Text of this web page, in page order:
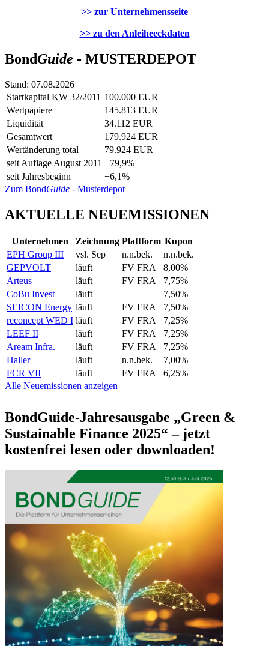
>> zur Unternehmensseite
>> zu den Anleiheeckdaten
BondGuide - MUSTERDEPOT
Stand: 07.08.2026
Startkapital KW 32/2011 100.000 EUR
Wertpapiere
145.813 EUR
Liquidität
34.112 EUR
Gesamtwert
179.924 EUR
Wertänderung total
79.924 EUR
seit Auflage August 2011 +79,9%
seit Jahresbeginn
+6,1%
Zum BondGuide - Musterdepot
AKTUELLE NEUEMISSIONEN
Unternehmen Zeichnung Plattform Kupon
EPH Group III
vsl. Sep n.n.bek.
n.n.bek.
GEPVOLT
läuft FV FRA
8,00%
Arteus
läuft FV FRA
7,75%
CoBu Invest
läuft –
7,50%
SEICON Energy läuft FV FRA
7,50%
reconcept WED I läuft FV FRA
7,25%
LEEF II
läuft FV FRA
7,25%
Aream Infra.
läuft FV FRA
7,25%
Haller
läuft n.n.bek.
7,00%
FCR VII
läuft FV FRA
6,25%
Alle Neuemissionen anzeigen
BondGuide-Jahresausgabe „Green &
Sustainable Finance 2025“ – jetzt
kostenfrei lesen oder downloaden!